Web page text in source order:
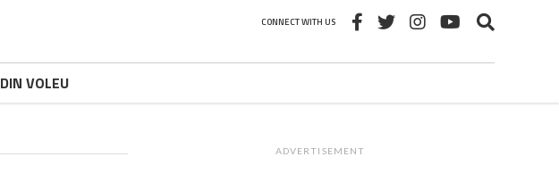
CONNECT WITH US
DIN VOLEU
ADVERTISEMENT